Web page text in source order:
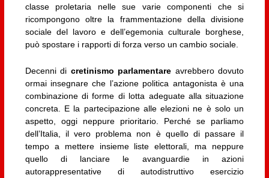
classe proletaria nelle sue varie componenti che si
ricompongono oltre la frammentazione della divisione
sociale del lavoro e dell’egemonia culturale borghese,
può spostare i rapporti di forza verso un cambio sociale.
Decenni di cretinismo parlamentare avrebbero dovuto
ormai insegnare che l’azione politica antagonista è una
combinazione di forme di lotta adeguate alla situazione
concreta. E la partecipazione alle elezioni ne è solo un
aspetto, oggi neppure prioritario. Perché se parliamo
dell’Italia, il vero problema non è quello di passare il
tempo a mettere insieme liste elettorali, ma neppure
quello di lanciare le avanguardie in azioni
autorappresentative di autodistruttivo esercizio